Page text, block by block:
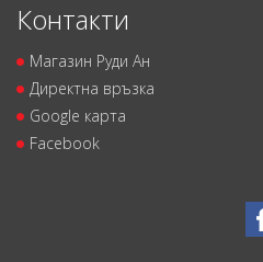
Контакти
Магазин Руди Ан
Директна връзка
Google карта
Facebook